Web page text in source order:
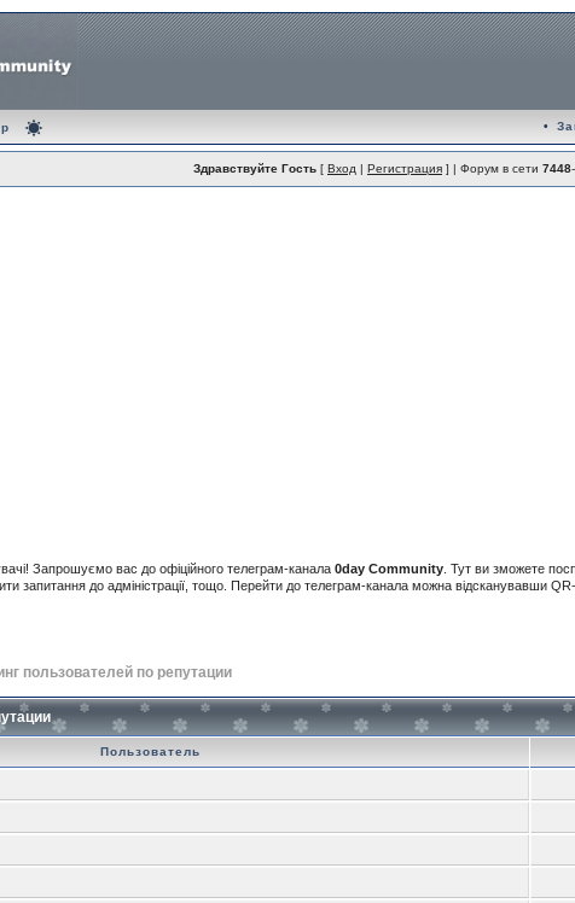
•
Здравствуйте Гость [ Вход | Регистрация ] | Форум в сети 7448
Запрошуємо вас до офіційного телеграм-канала 0day Community . Тут ви зможете
запитання до адміністрації, тощо. Перейти до телеграм-канала можна відсканувавши
пользователей по репутации
Пользователь